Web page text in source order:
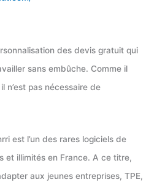
des devis gratuit qui
sans embûche. Comme il
n’est pas nécessaire de
est l’un des rares logiciels de
et illimités en France. A ce titre,
aux jeunes entreprises, TPE,